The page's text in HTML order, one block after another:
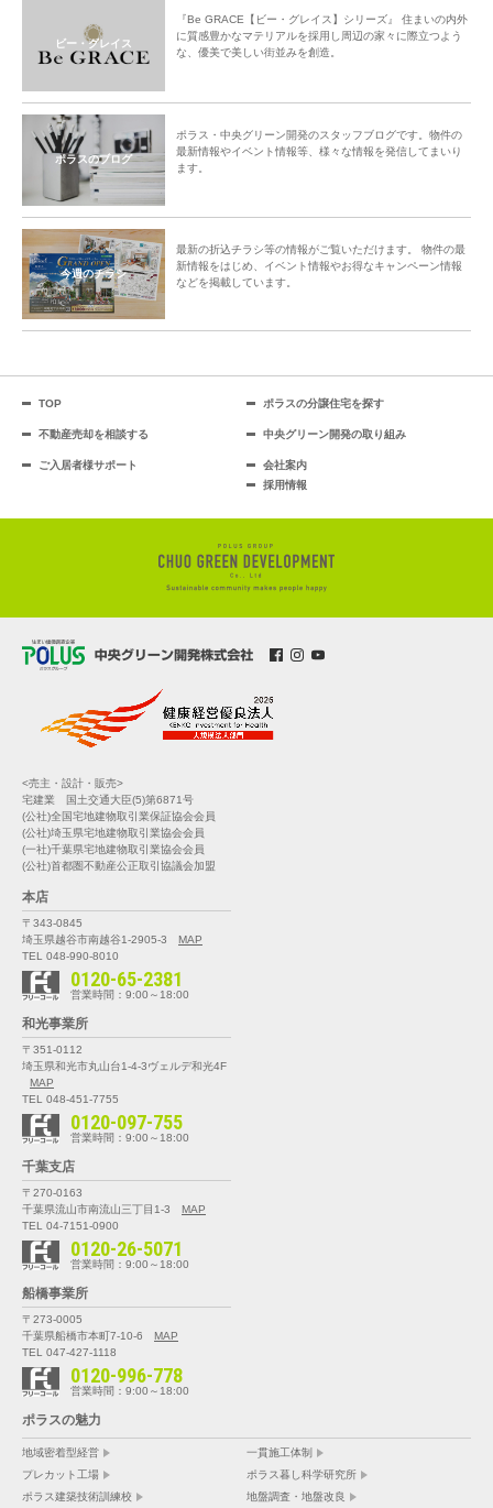
ビー・グレイス
『Be GRACE【ビー・グレイス】シリーズ』 住まいの内外
に質感豊かなマテリアルを採用し周辺の家々に際立つよう
な、優美で美しい街並みを創造。
ポラスのブログ
ポラス・中央グリーン開発のスタッフブログです。物件の
最新情報やイベント情報等、様々な情報を発信してまいり
ます。
今週のチラシ
最新の折込チラシ等の情報がご覧いただけます。 物件の最
新情報をはじめ、イベント情報やお得なキャンペーン情報
などを掲載しています。
TOP ポラスの分譲住宅を探す
不動産売却を相談する 中央グリーン開発の取り組み
ご入居者様サポート
会社案内
採用情報
<売主・設計・販売>
宅建業 国土交通大臣(5)第6871号
(公社)全国宅地建物取引業保証協会会員
(公社)埼玉県宅地建物取引業協会会員
(一社)千葉県宅地建物取引業協会会員
(公社)首都圏不動産公正取引協議会加盟
本店
〒343-0845
埼玉県越谷市南越谷1-2905-3
MAP
TEL 048-990-8010
0120-65-2381
営業時間：9:00～18:00
和光事業所
〒351-0112
埼玉県和光市丸山台1-4-3ヴェルデ和光4F
MAP
TEL 048-451-7755
0120-097-755
営業時間：9:00～18:00
千葉支店
〒270-0163
千葉県流山市南流山三丁目1-3
MAP
TEL 04-7151-0900
0120-26-5071
営業時間：9:00～18:00
船橋事業所
〒273-0005
千葉県船橋市本町7-10-6
MAP
TEL 047-427-1118
0120-996-778
営業時間：9:00～18:00
ポラスの魅力
地域密着型経営
一貫施工体制
プレカット工場
ポラス暮し科学研究所
ポラス建築技術訓練校
地盤調査・地盤改良